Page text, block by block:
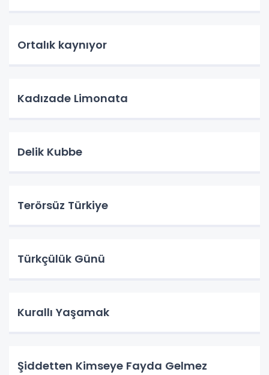
Ortalık kaynıyor
Kadızade Limonata
Delik Kubbe
Terörsüz Türkiye
Türkçülük Günü
Kurallı Yaşamak
Şiddetten Kimseye Fayda Gelmez